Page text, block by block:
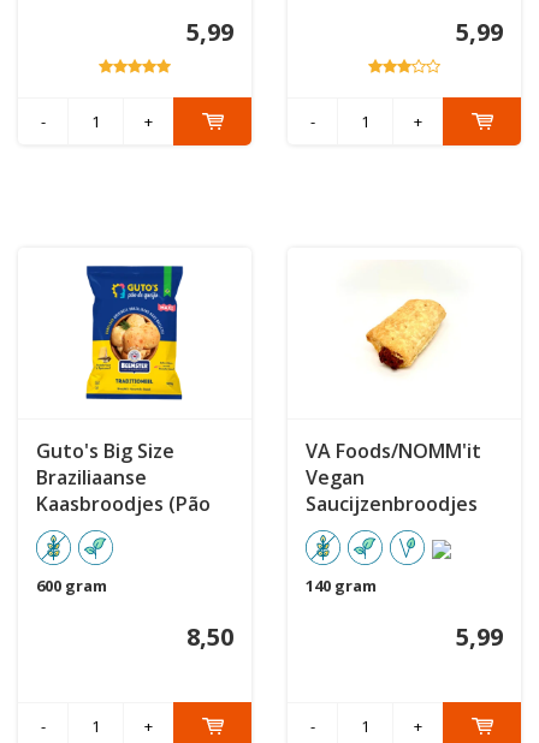
5,99
- +
5,99
- +
Guto's Big Size
Braziliaanse
Kaasbroodjes (Pão
de Queijo) 600 gram
600 gram
8,50
- +
VA Foods/NOMM'it
Vegan
Saucijzenbroodjes
2st
140 gram
5,99
- +